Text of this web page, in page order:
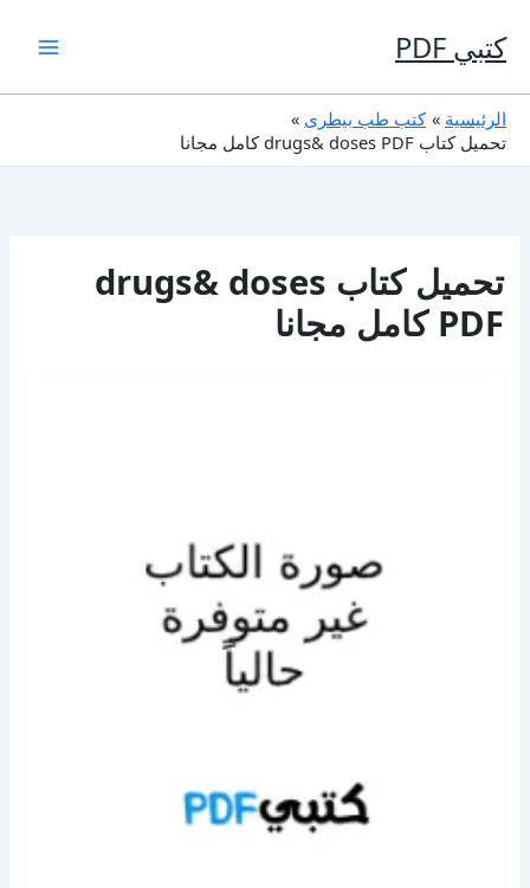
إلى
المحتوى
كتبي PDF
الرئيسية
كتب طب بيطرى
تحميل كتاب drugs& doses PDF كامل مجانا
تحميل كتاب drugs& doses
PDF كامل مجانا